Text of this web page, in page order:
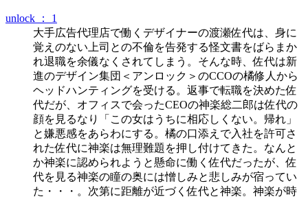
unlock ： 1
大手広告代理店で働くデザイナーの渡瀬佐代は、身に
覚えのない上司との不倫を告発する怪文書をばらまか
れ退職を余儀なくされてしまう。そんな時、佐代は新
進のデザイン集団＜アンロック＞のCCOの橘修人から
ヘッドハンティングを受ける。返事で転職を決めた佐
代だが、オフィスで会ったCEOの神楽総二郎は佐代の
顔を見るなり「この女はうちに相応しくない。帰れ」
と嫌悪感をあらわにする。橘の口添えで入社を許可さ
れた佐代に神楽は無理難題を押し付けてきた。なんと
か神楽に認められようと懸命に働く佐代だったが、佐
代を見る神楽の瞳の奥には憎しみと悲しみが宿ってい
た・・・。次第に距離が近づく佐代と神楽。神楽が時